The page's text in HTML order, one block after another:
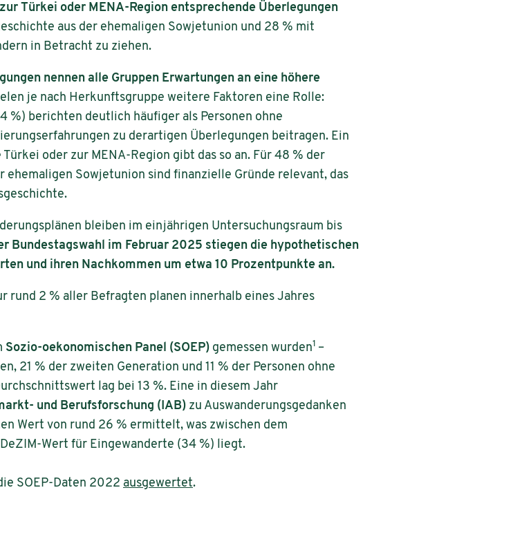
Türkei oder MENA-Region entsprechende Überlegungen
aus der ehemaligen Sowjetunion und 28 % mit
in Betracht zu ziehen.
nennen alle Gruppen Erwartungen an eine höhere
je nach Herkunftsgruppe weitere Faktoren eine Rolle:
%) berichten deutlich häufiger als Personen ohne
zu derartigen Überlegungen beitragen. Ein
oder zur MENA-Region gibt das so an. Für 48 % der
Sowjetunion sind finanzielle Gründe relevant, das
bleiben im einjährigen Untersuchungsraum bis
Bundestagswahl im Februar 2025 stiegen die hypothetischen
und ihren Nachkommen um etwa 10 Prozentpunkte an.
rund 2 % aller Befragten planen innerhalb eines Jahres
Sozio-oekonomischen Panel (SOEP) gemessen wurden1 –
21 % der zweiten Generation und 11 % der Personen ohne
lag bei 13 %. Eine in diesem Jahr
und Berufsforschung (IAB) zu Auswanderungsgedanken
Wert von rund 26 % ermittelt, was zwischen dem
Wert für Eingewanderte (34 %) liegt.
SOEP-Daten 2022 ausgewertet.